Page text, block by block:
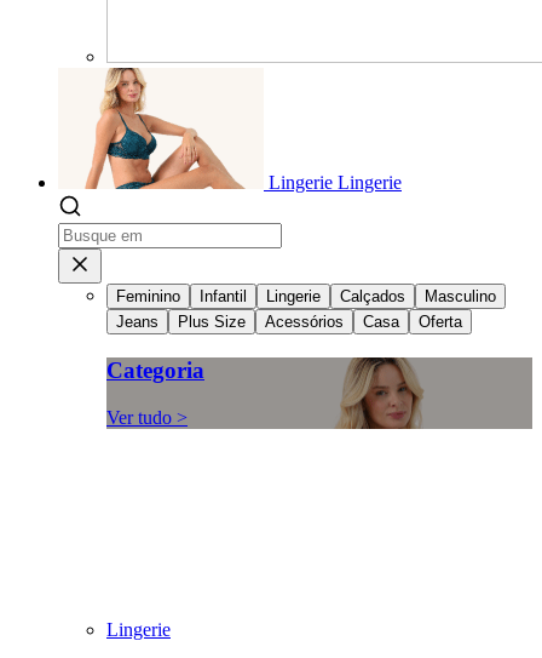
Lingerie Lingerie
Feminino Infantil Lingerie Calçados
Masculino
Jeans
Plus Size Acessórios Casa Oferta
Categoria
Ver tudo >
Lingerie